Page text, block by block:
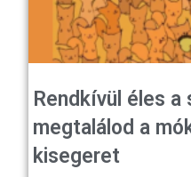
Rendkívül éles a
megtalálod a
kisegeret